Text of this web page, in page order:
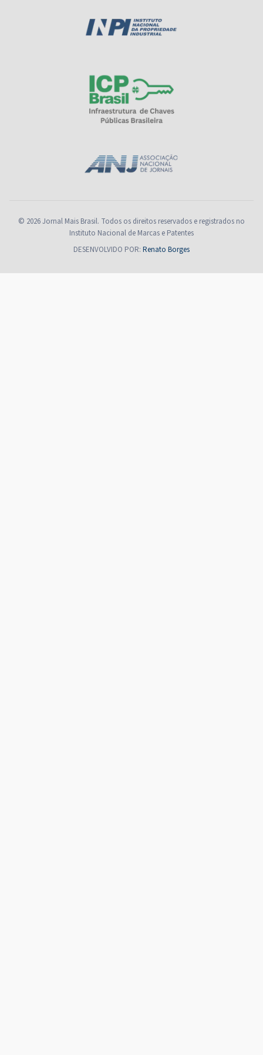
© 2026 Jornal Mais Brasil. Todos os direitos reservados e registrados no
Instituto Nacional de Marcas e Patentes
DESENVOLVIDO POR: Renato Borges